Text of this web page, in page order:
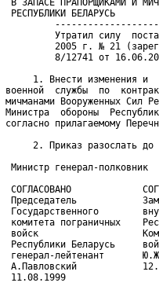
В ЗАПАСЕ ПРАПОРЩИКАМИ И
РЕСПУБЛИКИ БЕЛАРУСЬ
Утратил силу
2005 г. № 21
8/12741 от
1. Внести изменения и
военной  службы  по
мичманами Вооруженных Сил
Министра  обороны
согласно прилагаемому
2. Приказ разослать до
Министр генерал-
СОГЛАСОВАНО
Председатель
Государственного
комитета пограничных
войск
Республики Беларусь
генерал-лейтенант
А.Павловский
11.08.1999